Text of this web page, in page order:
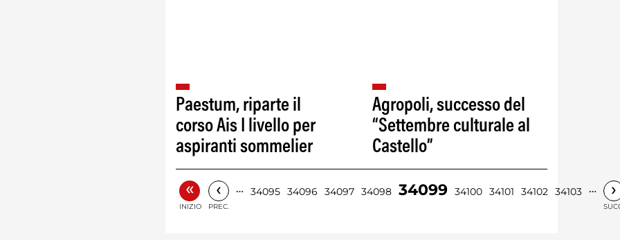
Paestum, riparte il
corso Ais I livello per
aspiranti sommelier
Agropoli, successo del
“Settembre culturale al
Castello”
«
INIZIO
‹
PREC.
… 34095 34096 34097 34098 34099 34100 34101 34102 34103 … ›